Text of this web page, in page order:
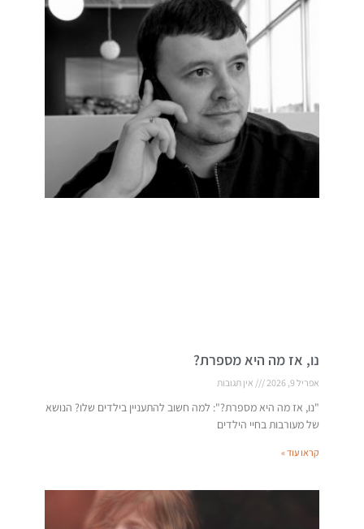
נו, אז מה היא מספרת?
אפריל 9, 2026 אין תגובות
"נו, אז מה היא מספרת?": למה חשוב להתעניין בילדים שלו? הנושא
של מעורבות בחיי הילדים
קראו עוד »